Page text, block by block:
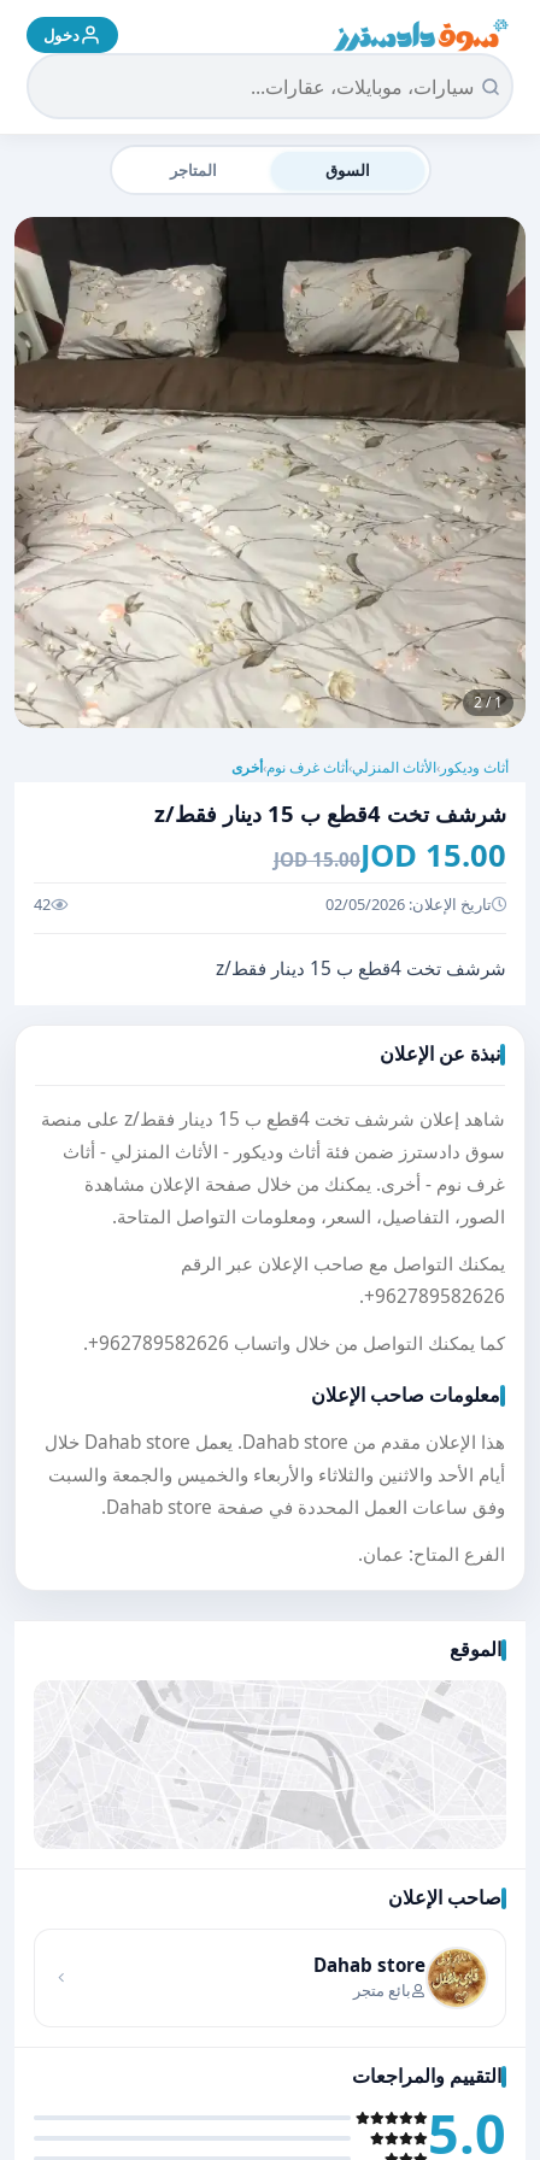
سوق دادسترز الرئيسية دخول
السوق المتاجر
1 / 2
أثاث وديكور ›الأثاث المنزلي›أثاث غرف نوم›أخرى
شرشف تخت 4قطع ب 15 دينار فقط/z
15.00 JOD
15.00 JOD
تاريخ الإعلان: 02/05/2026 42
شرشف تخت 4قطع ب 15 دينار فقط/z
نبذة عن الإعلان
شاهد إعلان شرشف تخت 4قطع ب 15 دينار فقط/z على منصة
سوق دادسترز ضمن فئة أثاث وديكور - الأثاث المنزلي - أثاث
غرف نوم - أخرى. يمكنك من خلال صفحة الإعلان مشاهدة
الصور، التفاصيل، السعر، ومعلومات التواصل المتاحة.
يمكنك التواصل مع صاحب الإعلان عبر الرقم
+962789582626
.
كما يمكنك التواصل من خلال واتساب +962789582626
.
معلومات صاحب الإعلان
هذا الإعلان مقدم من Dahab store. يعمل Dahab store خلال
أيام الأحد والاثنين والثلاثاء والأربعاء والخميس والجمعة والسبت
وفق ساعات العمل المحددة في صفحة Dahab store.
الفرع المتاح: عمان.
الموقع
صاحب الإعلان
Dahab store
بائع متجر
التقييم والمراجعات
5.0